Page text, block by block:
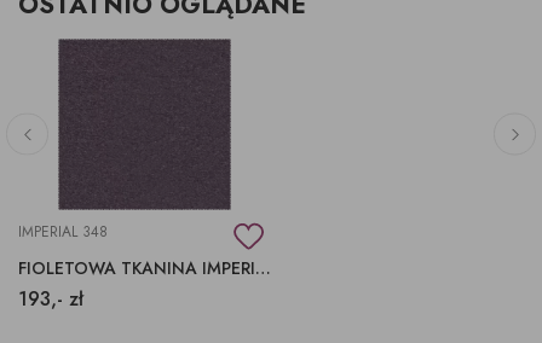
IMPERIAL 348
FIOLETOWA TKANINA IMPERIAL 348 AQUACLEAN
193,- zł